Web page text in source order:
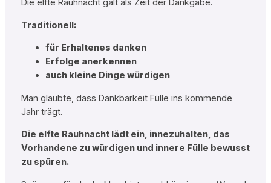
Die elfte Rauhnacht galt als Zeit der Dankgabe.
Traditionell:
für Erhaltenes danken
Erfolge anerkennen
auch kleine Dinge würdigen
Man glaubte, dass Dankbarkeit Fülle ins kommende
Jahr trägt.
Die elfte Rauhnacht lädt ein, innezuhalten, das
Vorhandene zu würdigen und innere Fülle bewusst
zu spüren.